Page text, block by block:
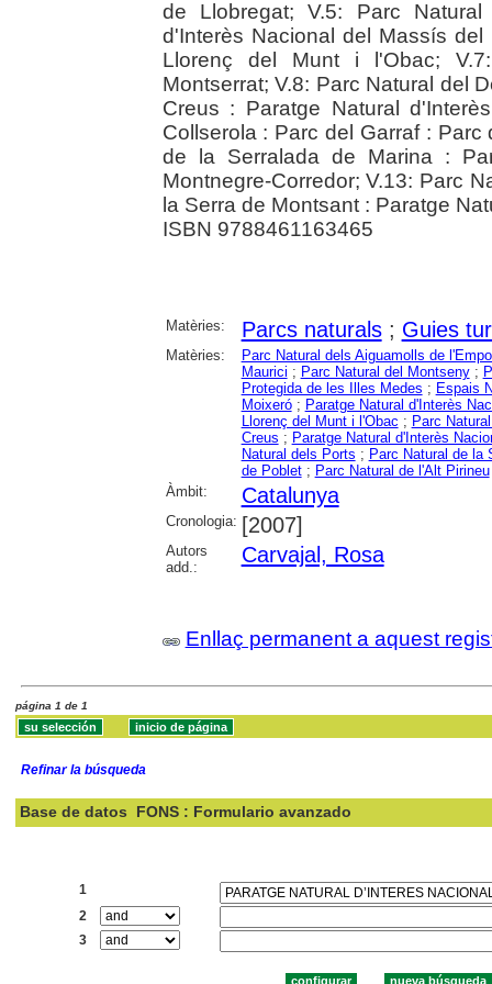
de Llobregat; V.5: Parc
d'Interès Nacional del Massís
Llorenç del Munt i l'Obac;
Montserrat; V.8: Parc Natural del
Creus : Paratge Natural
Collserola : Parc del Garraf : Parc
de la Serralada de Marina :
Montnegre-Corredor; V.13: Parc
la Serra de Montsant : Paratge
ISBN 9788461163465
Matèries: Parcs naturals; Guies
Matèries:
Parc Natural dels Aiguamolls de
Maurici ; Parc Natural del Montseny;
Protegida de les Illes Medes ; Espais
Moixeró; Paratge Natural d'Interès
Llorenç del Munt i l'Obac ; Parc
Creus ; Paratge Natural d'Interès
Natural dels Ports ; Parc Natural de la
de Poblet; Parc Natural de l'Alt Pirineu
Àmbit:
Catalunya
Cronologia: [2007]
Autors
add.:
Carvajal, Rosa
Enllaç permanent a aquest
página 1 de 1
Refinar la búsqueda
Base de datos FONS : Formulario avanzado
1
2
3